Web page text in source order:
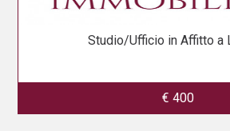
Studio/Ufficio in Affitto a
€ 400